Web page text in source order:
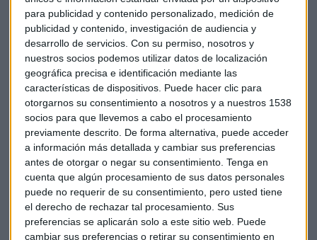
para publicidad y contenido personalizado, medición de
publicidad y contenido, investigación de audiencia y
desarrollo de servicios. Con su permiso, nosotros y
nuestros socios podemos utilizar datos de localización
geográfica precisa e identificación mediante las
características de dispositivos. Puede hacer clic para
otorgarnos su consentimiento a nosotros y a nuestros 1538
socios para que llevemos a cabo el procesamiento
previamente descrito. De forma alternativa, puede acceder
a información más detallada y cambiar sus preferencias
antes de otorgar o negar su consentimiento. Tenga en
cuenta que algún procesamiento de sus datos personales
puede no requerir de su consentimiento, pero usted tiene
el derecho de rechazar tal procesamiento. Sus
preferencias se aplicarán solo a este sitio web. Puede
cambiar sus preferencias o retirar su consentimiento en
años ha traído una gran cantidad de aspectos positivos en
nuestro día a día. Sin embargo, si hay uno que destaca por
encima del resto es laposibilidad de conocer las
opinionessobre todo tipo de servicios y productos por
parte deotros clientesque previamente ya han comprado
o demandado ese servicio.
En un contexto como el actual, en el que se cuentan por
cientos las empresas de cerrajerías que existen en nuestro
país, elfeedback del resto de consumidoreses la clave
antes de contratar cualquier servicio.
Proximidad